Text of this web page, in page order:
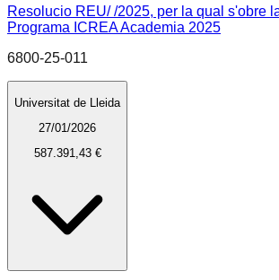
Resolucio REU/ /2025, per la qual s'obre
Programa ICREA Academia 2025
6800-25-011
Universitat de Lleida
27/01/2026
587.391,43 €